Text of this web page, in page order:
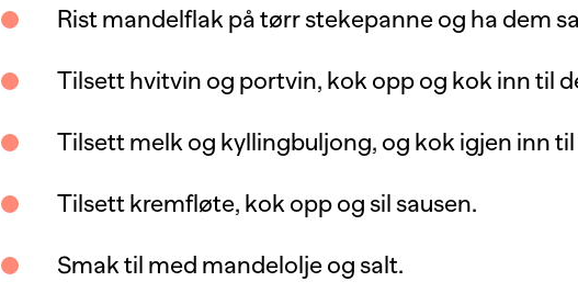
Rist mandelflak på tørr stekepanne og ha dem
Tilsett hvitvin og portvin, kok opp og kok inn til
Tilsett melk og kyllingbuljong, og kok igjen inn til
Tilsett kremfløte, kok opp og sil sausen.
Smak til med mandelolje og salt.